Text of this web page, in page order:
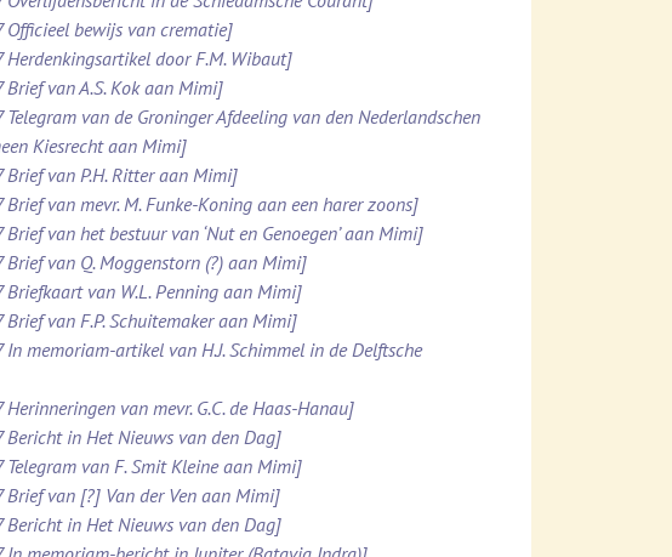
Officieel bewijs van crematie]
door F.M. Wibaut]
van A.S. Kok aan Mimi]
van de Groninger Afdeeling van den Nederlandschen
Kiesrecht aan Mimi]
van P.H. Ritter aan Mimi]
van mevr. M. Funke-Koning aan een harer zoons]
van het bestuur van ‘Nut en Genoegen’ aan Mimi]
van Q. Moggenstorn (?) aan Mimi]
van W.L. Penning aan Mimi]
van F.P. Schuitemaker aan Mimi]
memoriam-artikel van H.J. Schimmel in de Delftsche
van mevr. G.C. de Haas-Hanau]
Bericht in Het Nieuws van den Dag]
van F. Smit Kleine aan Mimi]
Brief van [?] Van der Ven aan Mimi]
Bericht in Het Nieuws van den Dag]